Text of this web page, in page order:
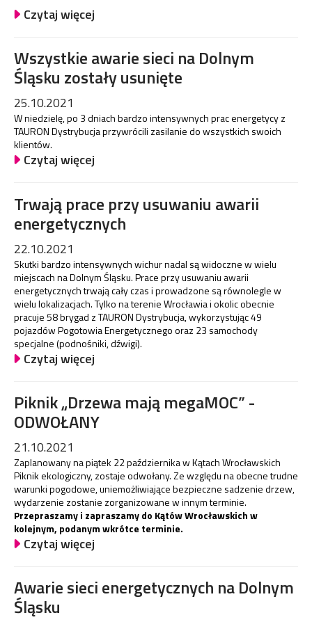
Czytaj więcej
Wszystkie awarie sieci na Dolnym
Śląsku zostały usunięte
25.10.2021
W niedzielę, po 3 dniach bardzo intensywnych prac energetycy z
TAURON Dystrybucja przywrócili zasilanie do wszystkich swoich
klientów.
Czytaj więcej
Trwają prace przy usuwaniu awarii
energetycznych
22.10.2021
Skutki bardzo intensywnych wichur nadal są widoczne w wielu
miejscach na Dolnym Śląsku. Prace przy usuwaniu awarii
energetycznych trwają cały czas i prowadzone są równolegle w
wielu lokalizacjach. Tylko na terenie Wrocławia i okolic obecnie
pracuje 58 brygad z TAURON Dystrybucja, wykorzystując 49
pojazdów Pogotowia Energetycznego oraz 23 samochody
specjalne (podnośniki, dźwigi).
Czytaj więcej
Piknik „Drzewa mają megaMOC” -
ODWOŁANY
21.10.2021
Zaplanowany na piątek 22 października w Kątach Wrocławskich
Piknik ekologiczny, zostaje odwołany. Ze względu na obecne trudne
warunki pogodowe, uniemożliwiające bezpieczne sadzenie drzew,
wydarzenie zostanie zorganizowane w innym terminie.
Przepraszamy i zapraszamy do Kątów Wrocławskich w
kolejnym, podanym wkrótce terminie.
Czytaj więcej
Awarie sieci energetycznych na Dolnym
Śląsku